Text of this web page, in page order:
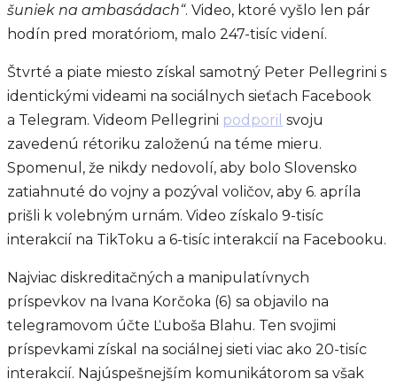
šuniek na ambasádach“. Video, ktoré vyšlo len pár
hodín pred moratóriom, malo 247-tisíc videní.
Štvrté a piate miesto získal samotný Peter Pellegrini s
identickými videami na sociálnych sieťach Facebook
a Telegram. Videom Pellegrini podporil svoju
zavedenú rétoriku založenú na téme mieru.
Spomenul, že nikdy nedovolí, aby bolo Slovensko
zatiahnuté do vojny a pozýval voličov, aby 6. apríla
prišli k volebným urnám. Video získalo 9-tisíc
interakcií na TikToku a 6-tisíc interakcií na Facebooku.
Najviac diskreditačných a manipulatívnych
príspevkov na Ivana Korčoka (6) sa objavilo na
telegramovom účte Ľuboša Blahu. Ten svojimi
príspevkami získal na sociálnej sieti viac ako 20-tisíc
interakcií. Najúspešnejším komunikátorom sa však